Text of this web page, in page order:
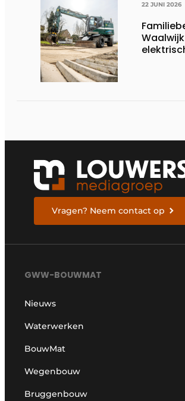
22 JUNI 2026
Vragen? Neem contact op
GWW-BOUWMAT
Nieuws
Waterwerken
BouwMat
Wegenbouw
Bruggenbouw